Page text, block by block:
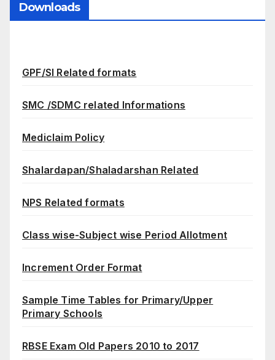
Downloads
GPF/SI Related formats
SMC /SDMC related Informations
Mediclaim Policy
Shalardapan/Shaladarshan Related
NPS Related formats
Class wise-Subject wise Period Allotment
Increment Order Format
Sample Time Tables for Primary/Upper
Primary Schools
RBSE Exam Old Papers 2010 to 2017